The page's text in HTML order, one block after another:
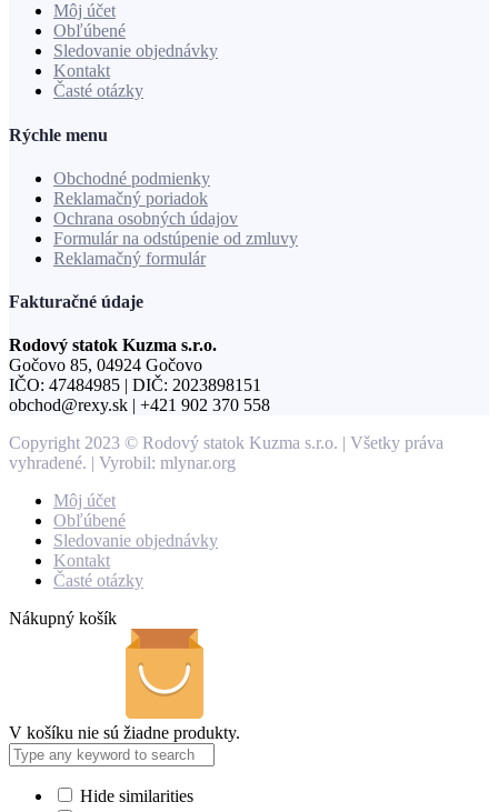
Môj účet
Obľúbené
Sledovanie objednávky
Kontakt
Časté otázky
Rýchle menu
Obchodné podmienky
Reklamačný poriadok
Ochrana osobných údajov
Formulár na odstúpenie od zmluvy
Reklamačný formulár
Fakturačné údaje
Rodový statok Kuzma s.r.o.
Gočovo 85, 04924 Gočovo
IČO: 47484985 | DIČ: 2023898151
obchod@rexy.sk | +421 902 370 558
Copyright 2023 © Rodový statok Kuzma s.r.o. | Všetky práva
vyhradené. | Vyrobil: mlynar.org
Môj účet
Obľúbené
Sledovanie objednávky
Kontakt
Časté otázky
Nákupný košík
V košíku nie sú žiadne produkty.
Hide similarities